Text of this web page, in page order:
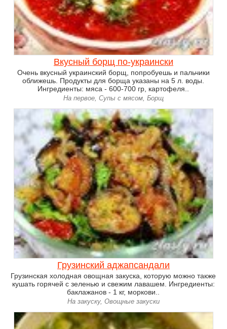
Вкусный борщ по-украински
Очень вкусный украинский борщ, попробуешь и пальчики
оближешь. Продукты для борща указаны на 5 л. воды.
Ингредиенты: мяса - 600-700 гр, картофеля..
На первое, Супы с мясом, Борщ
Грузинский аджапсандали
Грузинская холодная овощная закуска, которую можно также
кушать горячей с зеленью и свежим лавашем. Ингредиенты:
баклажанов - 1 кг, моркови..
На закуску, Овощные закуски